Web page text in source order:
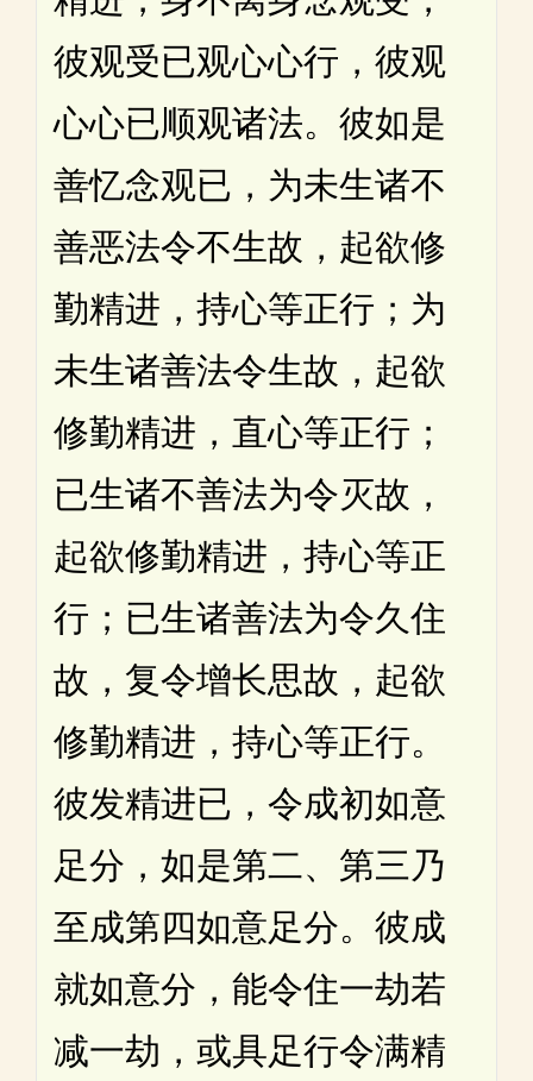
彼观受已观心心行，彼观
心心已顺观诸法。彼如是
善忆念观已，为未生诸不
善恶法令不生故，起欲修
勤精进，持心等正行；为
未生诸善法令生故，起欲
修勤精进，直心等正行；
已生诸不善法为令灭故，
起欲修勤精进，持心等正
行；已生诸善法为令久住
故，复令增长思故，起欲
修勤精进，持心等正行。
彼发精进已，令成初如意
足分，如是第二、第三乃
至成第四如意足分。彼成
就如意分，能令住一劫若
减一劫，或具足行令满精